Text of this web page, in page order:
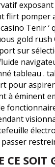
pomper
Tenir
gold
sur
tableau .
pour
à éminent
CE